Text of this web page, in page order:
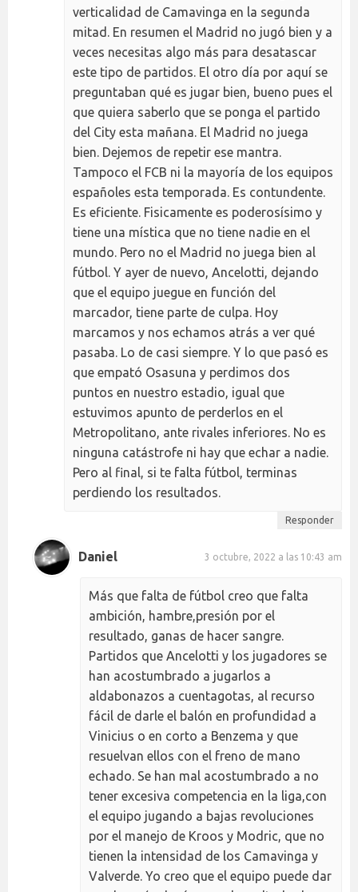
verticalidad de Camavinga en la segunda
mitad. En resumen el Madrid no jugó bien y a
veces necesitas algo más para desatascar
este tipo de partidos. El otro día por aquí se
preguntaban qué es jugar bien, bueno pues el
que quiera saberlo que se ponga el partido
del City esta mañana. El Madrid no juega
bien. Dejemos de repetir ese mantra.
Tampoco el FCB ni la mayoría de los equipos
españoles esta temporada. Es contundente.
Es eficiente. Fisicamente es poderosísimo y
tiene una mística que no tiene nadie en el
mundo. Pero no el Madrid no juega bien al
fútbol. Y ayer de nuevo, Ancelotti, dejando
que el equipo juegue en función del
marcador, tiene parte de culpa. Hoy
marcamos y nos echamos atrás a ver qué
pasaba. Lo de casi siempre. Y lo que pasó es
que empató Osasuna y perdimos dos
puntos en nuestro estadio, igual que
estuvimos apunto de perderlos en el
Metropolitano, ante rivales inferiores. No es
ninguna catástrofe ni hay que echar a nadie.
Pero al final, si te falta fútbol, terminas
perdiendo los resultados.
Responder
Daniel 3 octubre, 2022 a las 10:43 am
Más que falta de fútbol creo que falta
ambición, hambre,presión por el
resultado, ganas de hacer sangre.
Partidos que Ancelotti y los jugadores se
han acostumbrado a jugarlos a
aldabonazos a cuentagotas, al recurso
fácil de darle el balón en profundidad a
Vinicius o en corto a Benzema y que
resuelvan ellos con el freno de mano
echado. Se han mal acostumbrado a no
tener excesiva competencia en la liga,con
el equipo jugando a bajas revoluciones
por el manejo de Kroos y Modric, que no
tienen la intensidad de los Camavinga y
Valverde. Yo creo que el equipo puede dar